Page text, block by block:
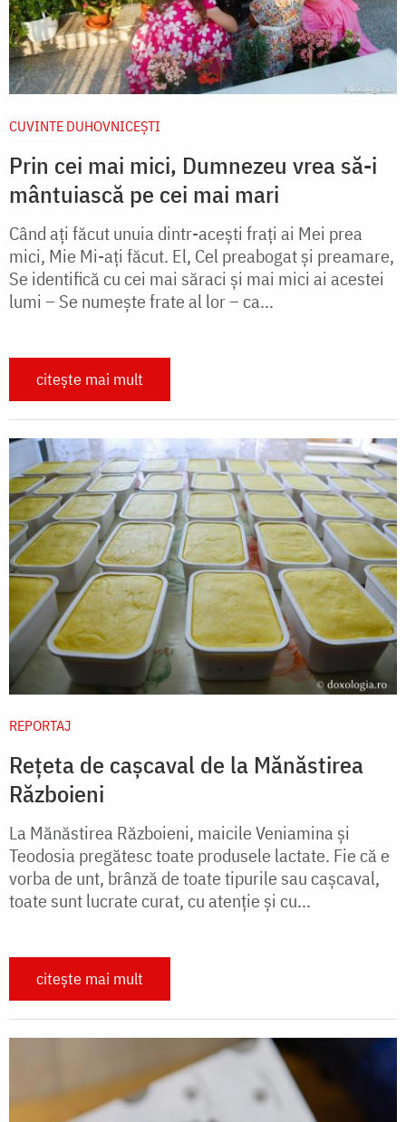
CUVINTE DUHOVNICEȘTI
Prin cei mai mici, Dumnezeu vrea să-i
mântuiască pe cei mai mari
Când aţi făcut unuia dintr-aceşti fraţi ai Mei prea
mici, Mie Mi-aţi făcut. El, Cel preabogat şi preamare,
Se identifică cu cei mai săraci şi mai mici ai acestei
lumi – Se numeşte frate al lor – ca...
citește mai mult
REPORTAJ
Rețeta de cașcaval de la Mănăstirea
Războieni
La Mănăstirea Războieni, maicile Veniamina și
Teodosia pregătesc toate produsele lactate. Fie că e
vorba de unt, brânză de toate tipurile sau cașcaval,
toate sunt lucrate curat, cu atenție și cu...
citește mai mult